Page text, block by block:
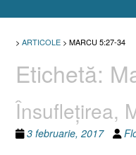
> ARTICOLE > MARCU 5:27-34
Etichetă:
Însufleţirea,
3 februarie, 2017